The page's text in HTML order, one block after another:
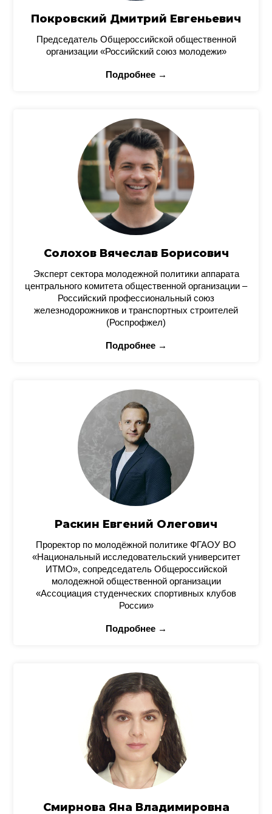
Покровский Дмитрий Евгеньевич
Председатель Общероссийской общественной
организации «Российский союз молодежи»
Подробнее →
Солохов Вячеслав Борисович
Эксперт сектора молодежной политики аппарата
центрального комитета общественной организации –
Российский профессиональный союз
железнодорожников и транспортных строителей
(Роспрофжел)
Подробнее →
Раскин Евгений Олегович
Проректор по молодёжной политике ФГАОУ ВО
«Национальный исследовательский университет
ИТМО», сопредседатель Общероссийской
молодежной общественной организации
«Ассоциация студенческих спортивных клубов
России»
Подробнее →
Смирнова Яна Владимировна